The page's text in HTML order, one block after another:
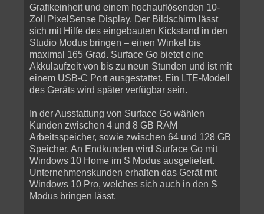
Grafikeinheit und einem hochauflösenden 10-
Zoll PixelSense Display. Der Bildschirm lässt
sich mit Hilfe des eingebauten Kickstand in den
Studio Modus bringen – einen Winkel bis
maximal 165 Grad. Surface Go bietet eine
Akkulaufzeit von bis zu neun Stunden und ist mit
einem USB-C Port ausgestattet. Ein LTE-Modell
des Geräts wird später verfügbar sein.
In der Ausstattung von Surface Go wählen
Kunden zwischen 4 und 8 GB RAM
Arbeitsspeicher, sowie zwischen 64 und 128 GB
Speicher. An Endkunden wird Surface Go mit
Windows 10 Home im S Modus ausgeliefert.
Unternehmenskunden erhalten das Gerät mit
Windows 10 Pro, welches sich auch in den S
Modus bringen lässt.